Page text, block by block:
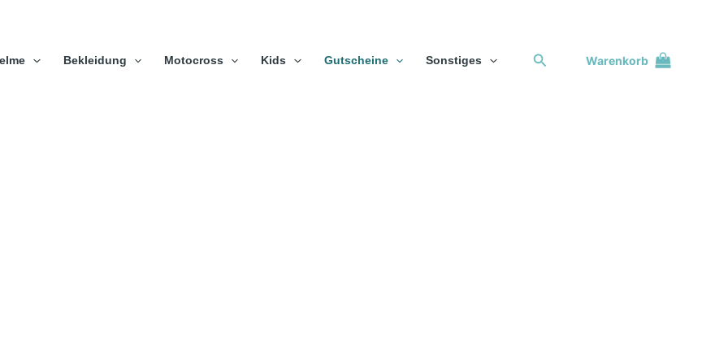
Bekleidung Motocross Kids Gutscheine Sonstiges SuchenWarenkorb